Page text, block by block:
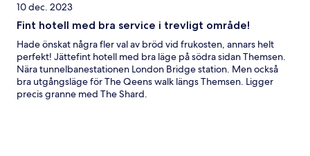
10 dec. 2023
Fint hotell med bra service i trevligt område!
Hade önskat några fler val av bröd vid frukosten, annars helt
perfekt! Jättefint hotell med bra läge på södra sidan Themsen.
Nära tunnelbanestationen London Bridge station. Men också
bra utgångsläge för The Qeens walk längs Themsen. Ligger
precis granne med The Shard.